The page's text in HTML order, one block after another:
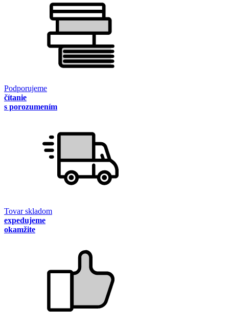
Podporujeme
čítanie
s porozumením
Tovar skladom
expedujeme
okamžite